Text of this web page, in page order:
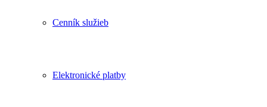
Cenník služieb
Elektronické platby